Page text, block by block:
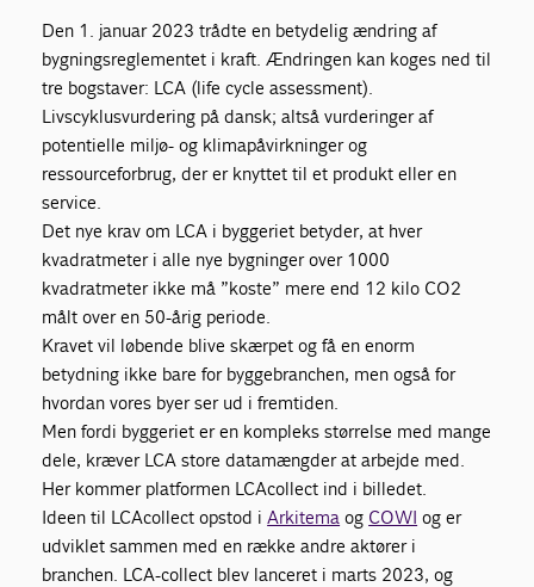
Den 1. januar 2023 trådte en betydelig ændring af
bygningsreglementet i kraft. Ændringen kan koges ned til
tre bogstaver: LCA (life cycle assessment).
Livscyklusvurdering på dansk; altså vurderinger af
potentielle miljø- og klimapåvirkninger og
ressourceforbrug, der er knyttet til et produkt eller en
service.
Det nye krav om LCA i byggeriet betyder, at hver
kvadratmeter i alle nye bygninger over 1000
kvadratmeter ikke må ”koste” mere end 12 kilo CO2
målt over en 50-årig periode.
Kravet vil løbende blive skærpet og få en enorm
betydning ikke bare for byggebranchen, men også for
hvordan vores byer ser ud i fremtiden.
Men fordi byggeriet er en kompleks størrelse med mange
dele, kræver LCA store datamængder at arbejde med.
Her kommer platformen LCAcollect ind i billedet.
Ideen til LCAcollect opstod iArkitema og COWI og er
udviklet sammen med en række andre aktører i
branchen. LCA-collect blev lanceret i marts 2023, og